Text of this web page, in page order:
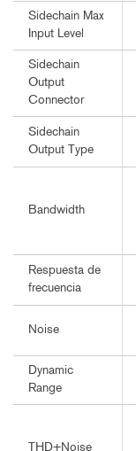
Sidechain Max
Input Level
Sidechain
Output
Connector
Sidechain
Output Type
Bandwidth
Respuesta de
frecuencia
Noise
Dynamic
Range
THD+Noise